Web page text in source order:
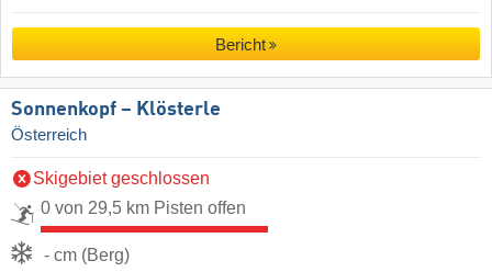
Bericht
Sonnenkopf – Klösterle
Österreich
Skigebiet geschlossen
0 von 29,5 km Pisten offen
- cm (Berg)